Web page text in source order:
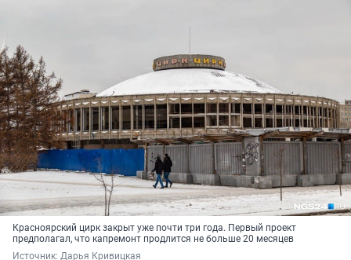
Красноярский цирк закрыт уже почти три года. Первый проект
предполагал, что капремонт продлится не больше 20 месяцев
Источник: Дарья Кривицкая